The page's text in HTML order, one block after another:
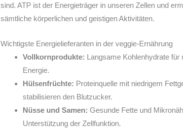
sind. ATP ist der Energieträger in unseren Zellen und
sämtliche körperlichen und geistigen Aktivitäten.
Wichtigste Energielieferanten in der veggie-Ernährung
Vollkornprodukte: Langsame Kohlenhydrate für
Energie.
Hülsenfrüchte: Proteinquelle mit niedrigem
stabilisieren den Blutzucker.
Nüsse und Samen: Gesunde Fette und
Unterstützung der Zellfunktion.